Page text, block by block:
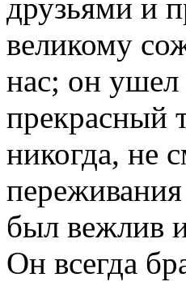
друзьями и
великому
нас; он ушел
прекрасный
никогда, не
был вежлив
Он всегда